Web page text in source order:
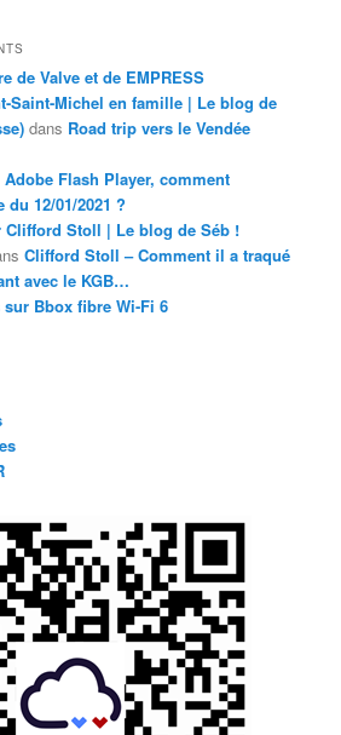
de Valve et de EMPRESS
Saint-Michel en famille | Le blog de
dans Road trip vers le Vendée
Adobe Flash Player, comment
12/01/2021 ?
Stoll | Le blog de Séb !
Clifford Stoll – Comment il a traqué
avec le KGB…
sur Bbox fibre Wi-Fi 6